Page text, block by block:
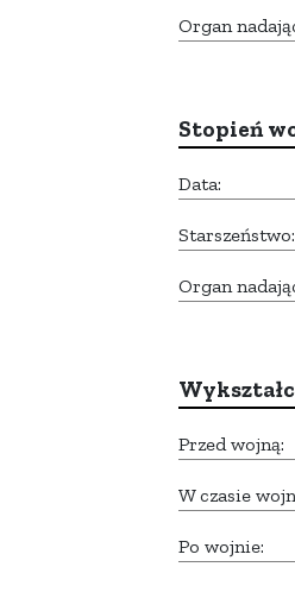
Organ
Stopień
Data:
Starszeństwo:
Organ
Przed wojną:
W czasie
Po wojnie: